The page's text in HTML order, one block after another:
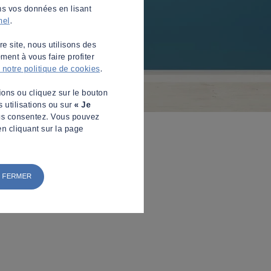
vos données en lisant
.
site, nous utilisons des
à vous faire profiter
notre politique de cookies.
ou cliquez sur le bouton
utilisations ou sur « Je
consentez. Vous pouvez
cliquant sur la page